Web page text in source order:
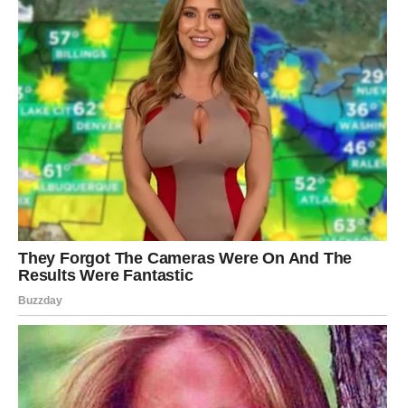
Pozdrav, cijenjena publiko! Danas sam spreman predstaviti
izniman užitak za vaš užitak. Pripremite se za uživanje u
najukusnijoj, hrskavoj piti od jabuka koja će se bez muke
otopiti u vašim ustima. Očekujte otkrivanje jednostavnog, ali
krajnje primamljivog recepta za pitu koji će vas sigurno
natjerati da čeznete za dodatnim porcijama.
Ovaj je recept nevjerojatno jednostavan i idealan za
ugošćavanje gostiju tijekom pauze za čaj ili kavu.
Preporučljivo je da ovaj recept spremite u svoju kolekciju
kulinarskog blaga.
Pogledajmo sada postupak izrade ove slatke pite od jabuka
koja će vam se sigurno topiti u ustima, zajedno s osnovnim
sastojcima potrebnim za njezinu pripremu.